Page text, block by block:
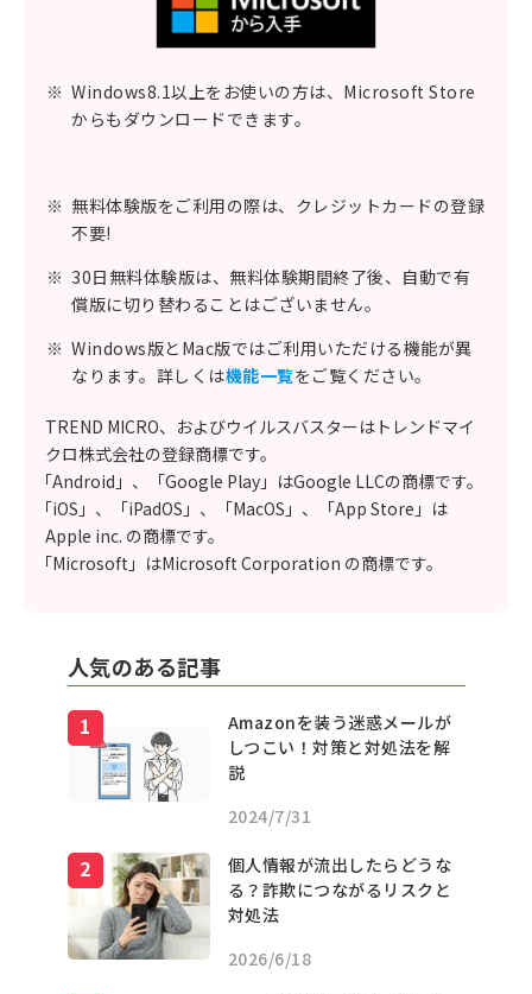
※ Windows8.1以上をお使いの方は、Microsoft Store
からもダウンロードできます。
※ 無料体験版をご利用の際は、クレジットカードの登録
不要!
※ 30日無料体験版は、無料体験期間終了後、自動で有
償版に切り替わることはございません。
※ Windows版とMac版ではご利用いただける機能が異
なります。詳しくは機能一覧をご覧ください。
TREND MICRO、およびウイルスバスターはトレンドマイ
クロ株式会社の登録商標です。
「Android」、「Google Play」はGoogle LLCの商標です。
「iOS」、「iPadOS」、「MacOS」、「App Store」は
Apple inc. の商標です。
「Microsoft」はMicrosoft Corporation の商標です。
人気のある記事
Amazonを装う迷惑メールが
しつこい！対策と対処法を解
説
2024/7/31
個人情報が流出したらどうな
る？詐欺につながるリスクと
対処法
2026/6/18